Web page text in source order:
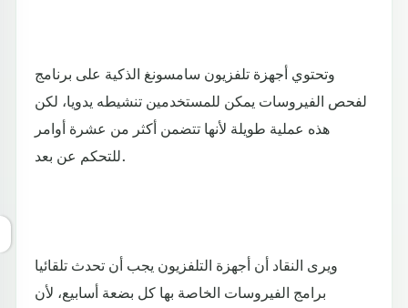
وتحتوي أجهزة تلفزيون سامسونغ الذكية على برنامج
لفحص الفيروسات يمكن للمستخدمين تنشيطه يدويا، لكن
هذه عملية طويلة لأنها تتضمن أكثر من عشرة أوامر
للتحكم عن بعد.
ويرى النقاد أن أجهزة التلفزيون يجب أن تحدث تلقائيا
برامج الفيروسات الخاصة بها كل بضعة أسابيع، لأن